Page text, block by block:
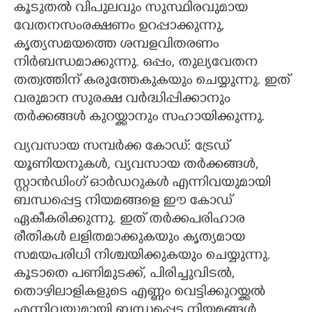
കൂടുതൽ വിപുലവും സുസ്ഥിരവുമായ
വേതനസംരക്ഷണം ഉറപ്പാക്കുന്നു,
കൃത്യസമയത്തെ ശമ്പളവിതരണം
നിർബന്ധമാക്കുന്നു. ഒപ്പം, തുല്യവേതന
തത്വത്തിന് കരുത്തേകുകയും ചെയ്യുന്നു. ഇത്
വരുമാന സുരക്ഷ വർദ്ധിപ്പിക്കാനും
തർക്കങ്ങൾ കുറയ്ക്കാനും സഹായിക്കുന്നു.
വ്യവസായ സമ്പർക്ക കോഡ്: ട്രേഡ്
യൂണിയനുകൾ, വ്യവസായ തർക്കങ്ങൾ,
സ്റ്റാൻഡിംഗ് ഓർഡറുകൾ എന്നിവയുമായി
ബന്ധപ്പെട്ട നിയമങ്ങളെ ഈ കോഡ്
ഏകീകരിക്കുന്നു. ഇത് തർക്കപരിഹാര
രീതികൾ ലളിതമാക്കുകയും കൃത്യമായ
സമയപരിധി നിശ്ചയിക്കുകയും ചെയ്യുന്നു.
കൂടാതെ പണിമുടക്ക്, പിരിച്ചുവിടൽ,
തൊഴിലാളികളുടെ എണ്ണം വെട്ടിക്കുറയ്ക്കൽ